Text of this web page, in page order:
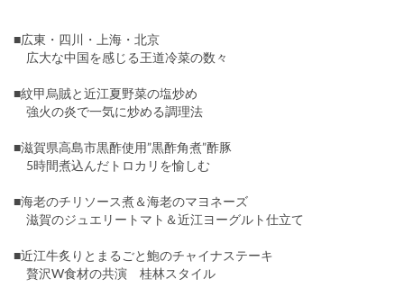
■広東・四川・上海・北京
広大な中国を感じる王道冷菜の数々
■紋甲烏賊と近江夏野菜の塩炒め
強火の炎で一気に炒める調理法
■滋賀県高島市黒酢使用”黒酢角煮”酢豚
5時間煮込んだトロカリを愉しむ
■海老のチリソース煮＆海老のマヨネーズ
滋賀のジュエリートマト＆近江ヨーグルト仕立て
■近江牛炙りとまるごと鮑のチャイナステーキ
贅沢W食材の共演 桂林スタイル